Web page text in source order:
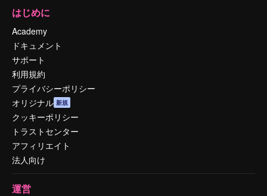
はじめに
Academy
ドキュメント
サポート
利用規約
プライバシーポリシー
オリジナル 新規
クッキーポリシー
トラストセンター
アフィリエイト
法人向け
運営